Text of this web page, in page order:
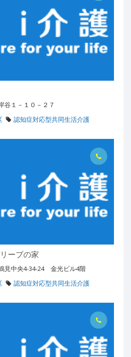
谷１－１０－２７
認知症対応型共同生活介護
ーブの家
見中央4-34-24 金光ビル4階
認知症対応型共同生活介護